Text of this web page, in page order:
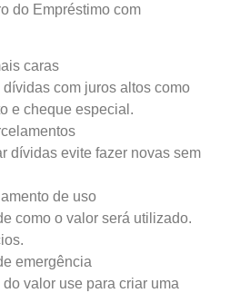
do Empréstimo com
caras
com juros altos como
e cheque especial.
dívidas evite fazer novas sem
de uso
como o valor será utilizado.
emergência
valor use para criar uma